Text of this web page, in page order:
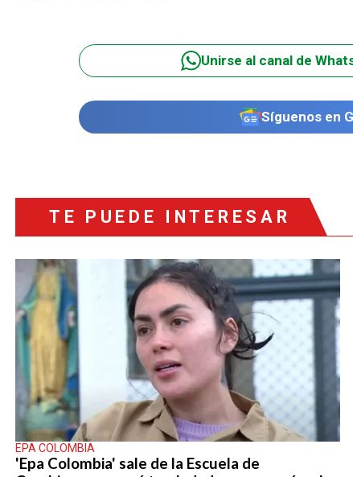
Unirse al canal de
Síguenos en
TE PUEDE INTERESAR
EPA COLOMBIA
'Epa Colombia' sale de la Escuela de